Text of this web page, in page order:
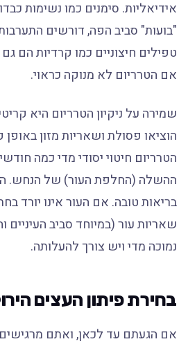
אידיאליות. סימנים כמו נשימות
"בועות" סביב הפה, דורשים התערבות
טפילים חיצוניים כמו קרדיות הם גם
אם הטרריום לא מנוקה כראוי.
שמירה על ניקיון הטרריום היא
הוציאו פסולת ושאריות מזון באופן
הטרריום חיטוי יסודי מדי כמה
ההשלה (החלפת העור) של הנחש.
בריאות טובה. אם העור אינו יורד
שאריות עור (במיוחד סביב העיניים
נמוכה מדי ויש צורך להעלותה.
בחירת פיתון העצים
אם הגעתם עד לכאן, ואתם